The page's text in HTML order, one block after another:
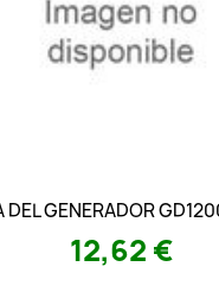
DEL GENERADOR
12,62 €